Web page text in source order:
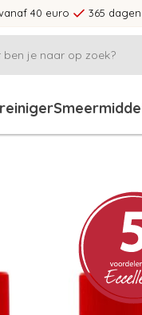
40 euro 365